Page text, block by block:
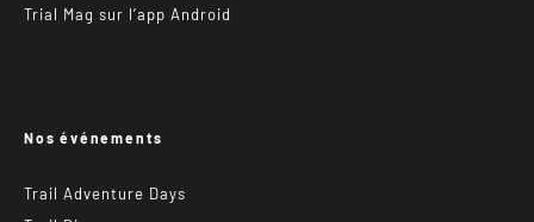
Trial Mag sur l’app Android
Nos événements
Trail Adventure Days